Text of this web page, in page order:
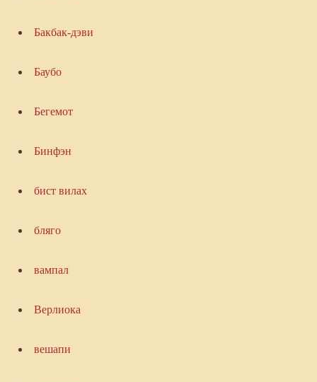
Бакбак-дэви
Баубо
Бегемот
Бинфэн
бист вилах
бляго
вампал
Верлиока
вешапи